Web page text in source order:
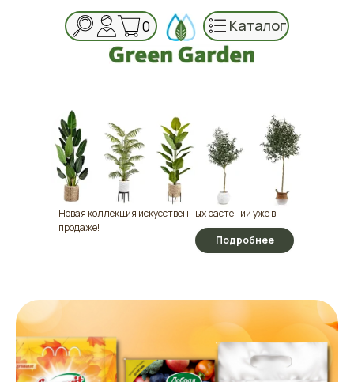
0 Каталог
Подробнее
Новая коллекция искусственных растений уже в
продаже!